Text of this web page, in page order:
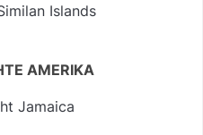
Islands
AMERIKA
Jamaica